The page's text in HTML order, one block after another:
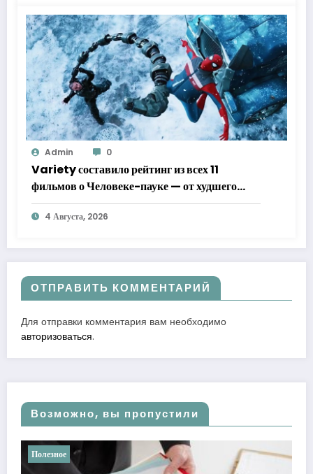
Admin 0
Variety составило рейтинг из всех 11
фильмов о Человеке-пауке — от худшего
к лучшему
4 Августа, 2026
ОТПРАВИТЬ КОММЕНТАРИЙ
Для отправки комментария вам необходимо
авторизоваться.
Возможно, вы пропустили
Полезное